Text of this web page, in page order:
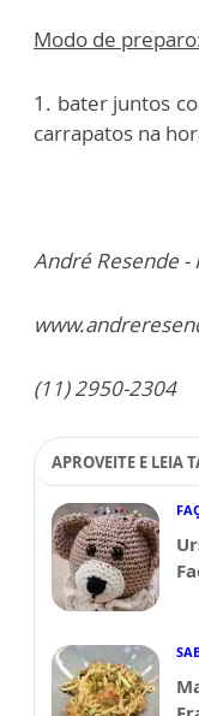
Modo de
1. bater juntos
carrapatos na
André Resende
(11) 2950-2304
APROVEITE E LEIA